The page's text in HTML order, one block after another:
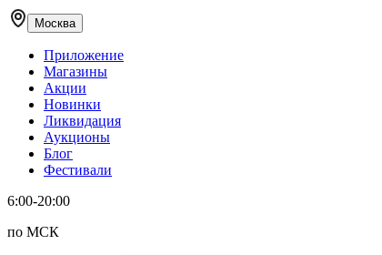
Москва
Приложение
Магазины
Акции
Новинки
Ликвидация
Аукционы
Блог
Фестивали
6:00-20:00
по МСК